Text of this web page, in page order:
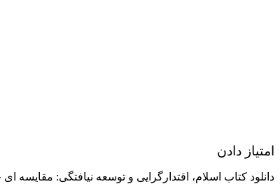
امتیاز دادن
دانلود کتاب اسلام، اقتدارگرایی و توسعه نیافتگی: مقایسه